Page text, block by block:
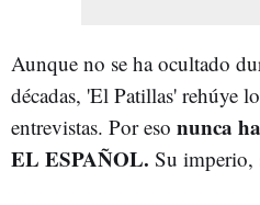
Aunque no se ha ocultado
décadas, 'El Patillas' rehúye
entrevistas. Por eso nunca
EL ESPAÑOL. Su imperio,